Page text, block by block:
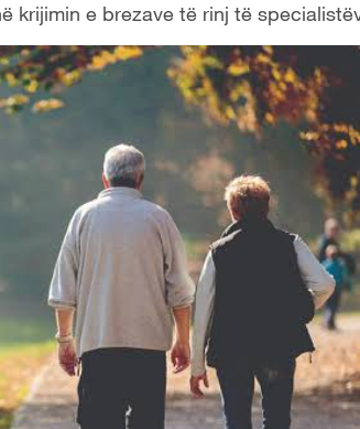
krijimin e brezave të rinj të